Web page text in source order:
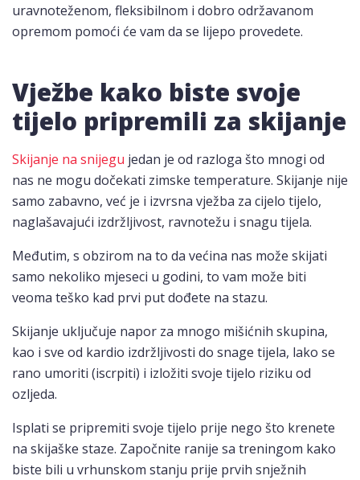
uravnoteženom, fleksibilnom i dobro održavanom
opremom pomoći će vam da se lijepo provedete.
Vježbe kako biste svoje
tijelo pripremili za skijanje
Skijanje na snijegu jedan je od razloga što mnogi od
nas ne mogu dočekati zimske temperature. Skijanje nije
samo zabavno, već je i izvrsna vježba za cijelo tijelo,
naglašavajući izdržljivost, ravnotežu i snagu tijela.
Međutim, s obzirom na to da većina nas može skijati
samo nekoliko mjeseci u godini, to vam može biti
veoma teško kad prvi put dođete na stazu.
Skijanje uključuje napor za mnogo mišićnih skupina,
kao i sve od kardio izdržljivosti do snage tijela, lako se
rano umoriti (iscrpiti) i izložiti svoje tijelo riziku od
ozljeda.
Isplati se pripremiti svoje tijelo prije nego što krenete
na skijaške staze. Započnite ranije sa treningom kako
biste bili u vrhunskom stanju prije prvih snježnih